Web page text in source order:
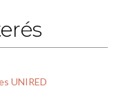
UNIRED